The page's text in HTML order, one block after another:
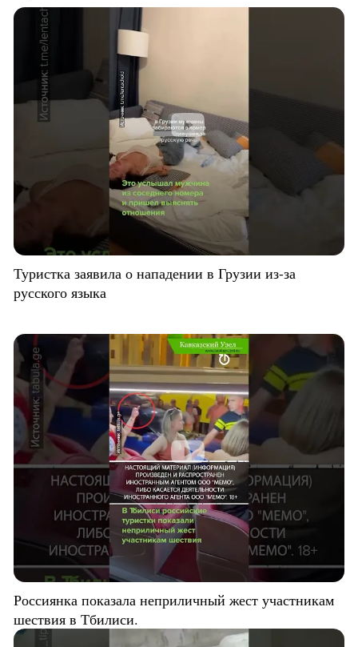
Туристка заявила о нападении в Грузии из-за
русского языка
Россиянка показала неприличный жест участникам
шествия в Тбилиси.